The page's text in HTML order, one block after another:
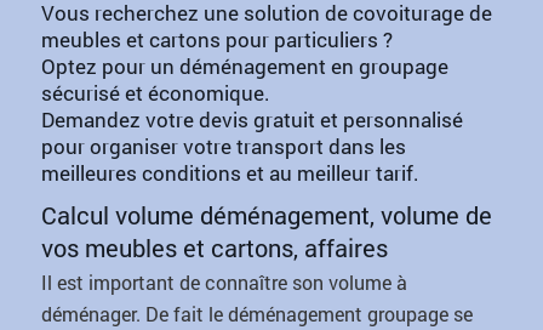
Vous recherchez une solution de covoiturage de
meubles et cartons pour particuliers ?
Optez pour un déménagement en groupage
sécurisé et économique.
Demandez votre devis gratuit et personnalisé
pour organiser votre transport dans les
meilleures conditions et au meilleur tarif.
Calcul volume déménagement, volume de
vos meubles et cartons, affaires
Il est important de connaître son volume à
déménager. De fait le déménagement groupage se